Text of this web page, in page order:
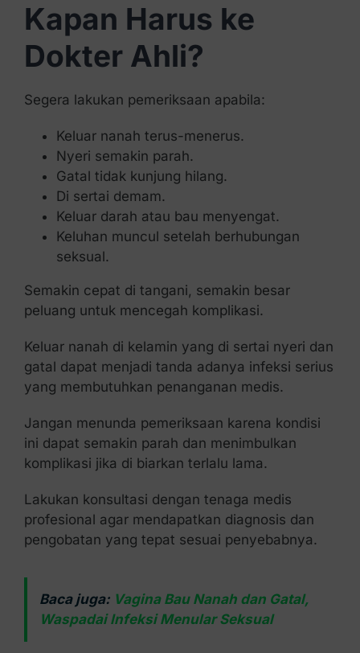
Kapan Harus ke
Dokter Ahli?
Segera lakukan pemeriksaan apabila:
Keluar nanah terus-menerus.
Nyeri semakin parah.
Gatal tidak kunjung hilang.
Di sertai demam.
Keluar darah atau bau menyengat.
Keluhan muncul setelah berhubungan
seksual.
Semakin cepat di tangani, semakin besar
peluang untuk mencegah komplikasi.
Keluar nanah di kelamin yang di sertai nyeri dan
gatal dapat menjadi tanda adanya infeksi serius
yang membutuhkan penanganan medis.
Jangan menunda pemeriksaan karena kondisi
ini dapat semakin parah dan menimbulkan
komplikasi jika di biarkan terlalu lama.
Lakukan konsultasi dengan tenaga medis
profesional agar mendapatkan diagnosis dan
pengobatan yang tepat sesuai penyebabnya.
Baca juga: Vagina Bau Nanah dan Gatal,
Waspadai Infeksi Menular Seksual